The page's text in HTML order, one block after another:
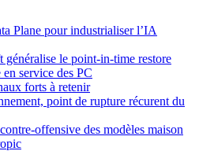
Plane pour industrialiser l’IA
le point-in-time restore
service des PC
forts à retenir
point de rupture récurent du
offensive des modèles maison